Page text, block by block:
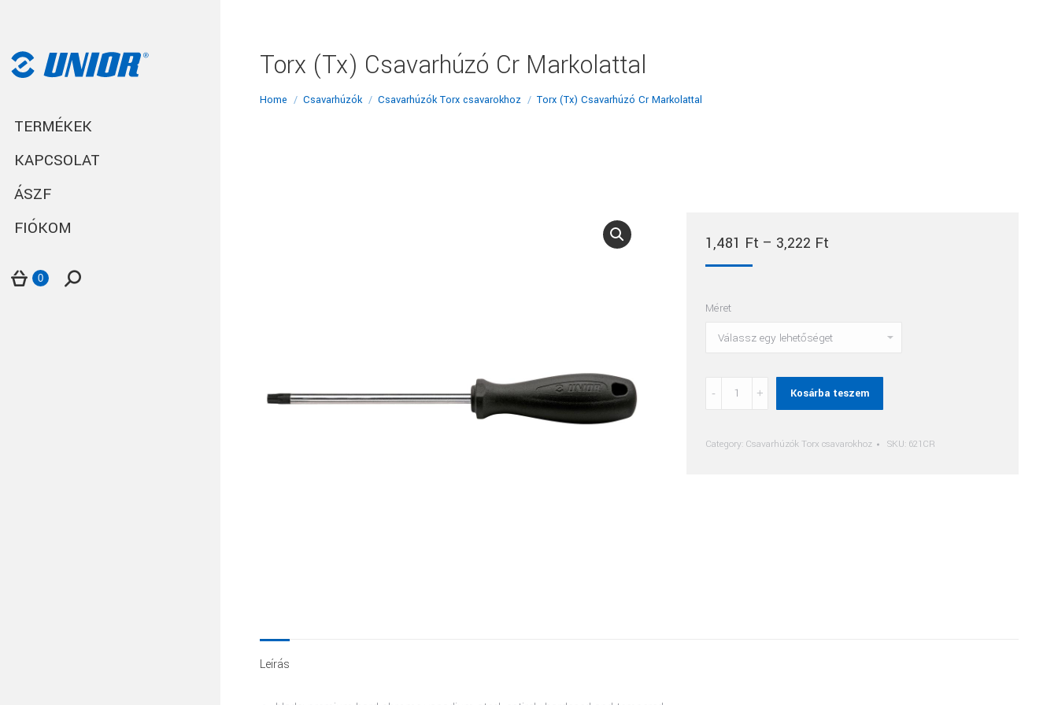
TERMÉKEK
KAPCSOLAT
ÁSZF
FIÓKOM
0 Search:
Torx (Tx) Csavarhúzó Cr Markolattal
You are here:
Home Csavarhúzók Csavarhúzók Torx csavarokhoz Torx (Tx) Csavarhúzó Cr Markolattal
1,481 Ft – 3,222 Ft
Méret
Cr
Kosárba teszem
Category: Csavarhúzók Torx csavarokhoz SKU: 621CR
Leírás